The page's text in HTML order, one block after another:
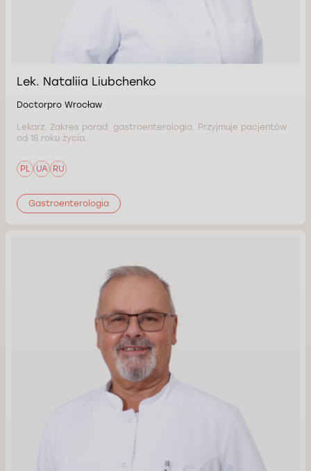
Lek. Nataliia Liubchenko
Doctorpro Wrocław
Lekarz. Zakres porad: gastroenterologia. Przyjmuje pacjentów
od 18 roku życia.
PL UA RU
Gastroenterologia